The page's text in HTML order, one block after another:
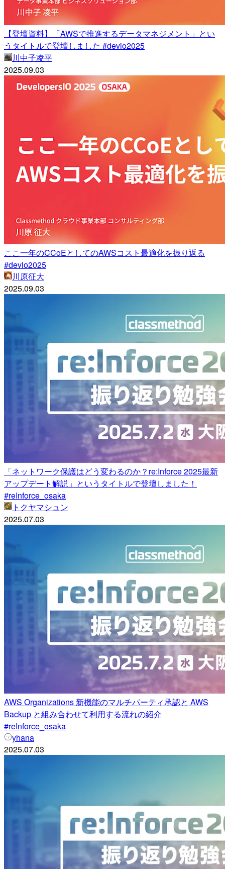
【登壇資料】「AWSで推進するデータマネジメント」とい
うタイトルで登壇しました #devio2025
川中子凌平
2025.09.03
ここ一年のCCoEとしてのAWSコスト最適化を振り返る
#devio2025
川原征大
2025.09.03
「ネットワーク保護はどう変わるのか？re:Inforce 2025最新
アップデート解説」というタイトルで登壇しました！
#reInforce_osaka
トクヤマシュン
2025.07.03
AWS Organizations 新機能のマルチパーティ承認と AWS
Backup と組み合わせて利用する流れの紹介
#reInforce_osaka
yhana
2025.07.03